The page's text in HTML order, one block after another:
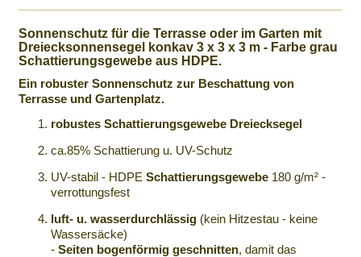
Sonnenschutz für die Terrasse oder im Garten mit
Dreiecksonnensegel
konkav 3 x 3 x 3 m - Farbe grau
Schattierungsgewebe aus HDPE.
Ein robuster Sonnenschutz zur Beschattung von
Terrasse und Gartenplatz.
robustes Schattierungsgewebe Dreiecksegel
ca.85% Schattierung u. UV-Schutz
UV-stabil - HDPE Schattierungsgewebe 180 g/m² -
verrottungsfest
luft- u. wasserdurchlässig (kein Hitzestau - keine
Wassersäcke)
- Seiten bogenförmig geschnitten, damit das